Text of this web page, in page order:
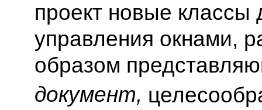
проект новые классы
управления окнами,
образом
документ,